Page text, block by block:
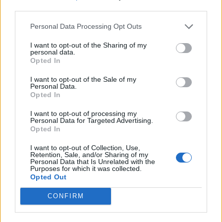
Personal Data Processing Opt Outs
I want to opt-out of the Sharing of my
personal data.
Opted In
I want to opt-out of the Sale of my
Personal Data.
Opted In
I want to opt-out of processing my
Personal Data for Targeted Advertising.
Opted In
I want to opt-out of Collection, Use,
Retention, Sale, and/or Sharing of my
Personal Data that Is Unrelated with the
Purposes for which it was collected.
Opted Out
CONFIRM
Deseu el meu nom, el correu electrònic i el lloc web en
aquest navegador per a la propera vegada que comenti.
Captcha7 + 2 = ?
shown